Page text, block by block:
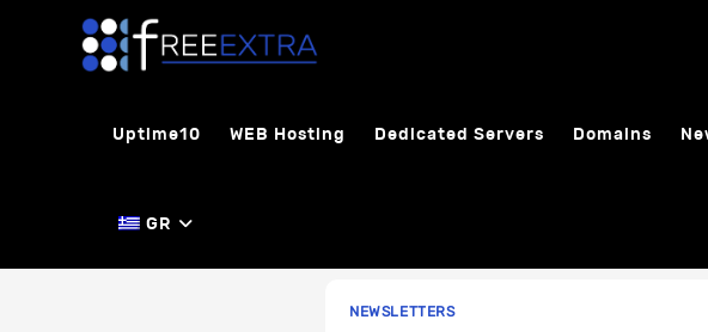
Uptime10 WEB Hosting Dedicated Servers Domains
GR
NEWSLETTERS